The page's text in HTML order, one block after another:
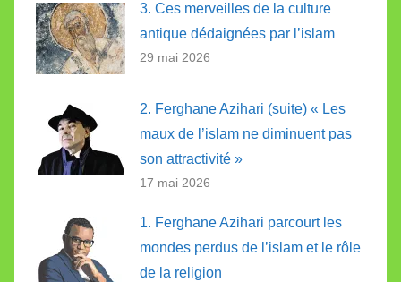
3. Ces merveilles de la culture
antique dédaignées par l’islam
29 mai 2026
2. Ferghane Azihari (suite) « Les
maux de l’islam ne diminuent pas
son attractivité »
17 mai 2026
1. Ferghane Azihari parcourt les
mondes perdus de l’islam et le rôle
de la religion